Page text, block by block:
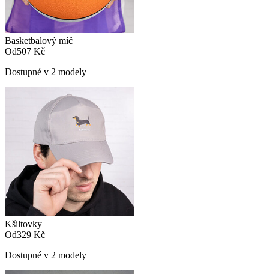
Basketbalový míč
Od507 Kč
Dostupné v 2 modely
Kšiltovky
Od329 Kč
Dostupné v 2 modely